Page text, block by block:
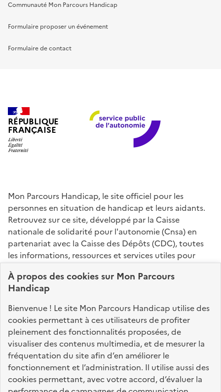
À propos descookiessur Mon Parcours
Handicap
Bienvenue ! Le site Mon Parcours Handicap utilise des
cookies permettant à ces utilisateurs de profiter
pleinement des fonctionnalités proposées, de
visualiser des contenus multimedia, et de mesurer la
fréquentation du site afin d’en améliorer le
fonctionnement et l’administration. Il utilise aussi des
cookies permettant, avec votre accord, d’évaluer la
Communauté Mon Parcours Handicap
Formulaire proposer un événement
Formulaire de contact
RÉPUBLIQUE
FRANÇAISE
Mon Parcours Handicap, le site officiel pour les
personnes en situation de handicap et leurs aidants.
Retrouvez sur ce site, développé par la Caisse
nationale de solidarité pour l'autonomie (Cnsa) en
partenariat avec la Caisse des Dépôts (CDC), toutes
les informations, ressources et services utiles pour
connaître vos droits, effectuer vos démarches,
identifier vos interlocuteurs.
Nos sites partenaires
info.gouv.fr service-public.fr legifrance.gouv.fr
data.gouv.fr
Nos partenaires